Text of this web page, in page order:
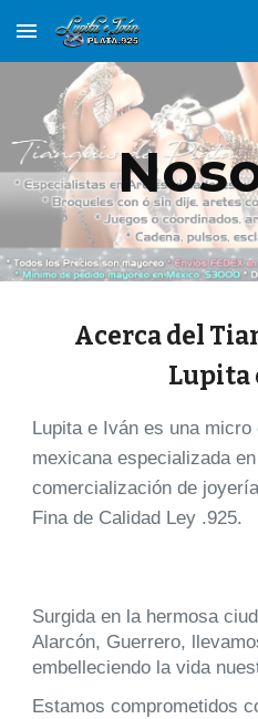
Skip to main content
Acerca del
Lupita
Lupita e Iván es una
mexicana especializada
comercialización de
Fina de Calidad Ley .925.
Surgida en la hermosa
Alarcón, Guerrero,
embelleciendo la vida
Estamos comprometidos